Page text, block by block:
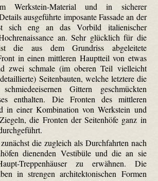
Werkstein-Material und in sicherer
ausgeführte imposante Fassade an der
sich eng an das Vorbild italienischer
an. Sehr glücklich für die
die aus dem Grundriss abgeleitete
in einen mittleren Hauptteil von etwas
zwei schmale (im oberen Teil vielleicht
Seitenbauten, welche letztere die
Gittern geschmückten
enthalten. Die Fronten des mittleren
in einer Kombination von Werkstein und
die Fronten der Seitenhöfe ganz in
die zugleich als Durchfahrten nach
dienenden Vestibüle und die an sie
Treppenhäuser zu erwähnen. Die
in strengen architektonischen Formen